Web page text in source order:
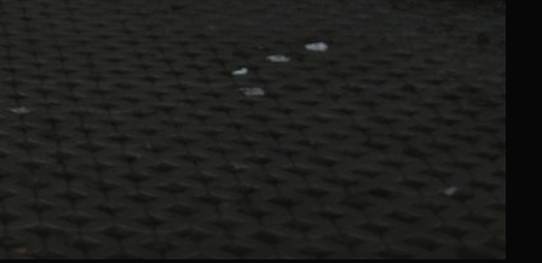
VOZILO SLETJELO S CESTE
UZNEMIRUJUĆE Strašni prizori nesreće u Zagrebu: Auto
se prepolovio, jedna osoba poginula